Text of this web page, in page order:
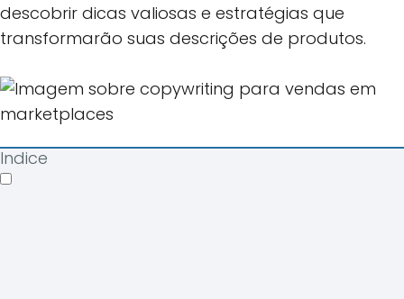
descobrir dicas valiosas e estratégias que
transformarão suas descrições de produtos.
Indice